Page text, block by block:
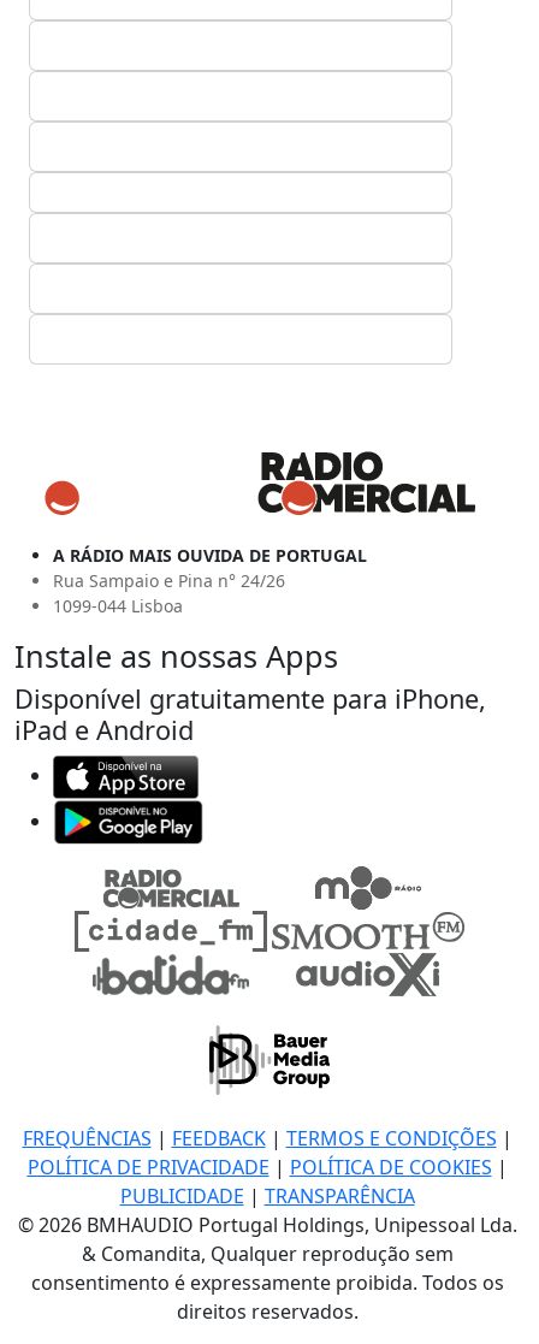
A RÁDIO MAIS OUVIDA DE PORTUGAL
Rua Sampaio e Pina n° 24/26
1099-044 Lisboa
Instale as nossas Apps
Disponível gratuitamente para iPhone,
iPad e Android
FREQUÊNCIAS | FEEDBACK| TERMOS E CONDIÇÕES |
POLÍTICA DE PRIVACIDADE | POLÍTICA DE COOKIES |
PUBLICIDADE | TRANSPARÊNCIA
© 2026 BMHAUDIO Portugal Holdings, Unipessoal Lda.
& Comandita, Qualquer reprodução sem
consentimento é expressamente proibida. Todos os
direitos reservados.